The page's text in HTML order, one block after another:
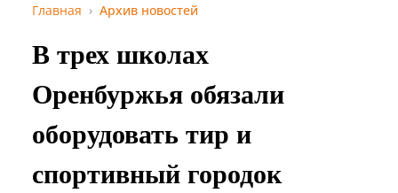
Главная Архив новостей
В трех школах
Оренбуржья обязали
оборудовать тир и
спортивный городок